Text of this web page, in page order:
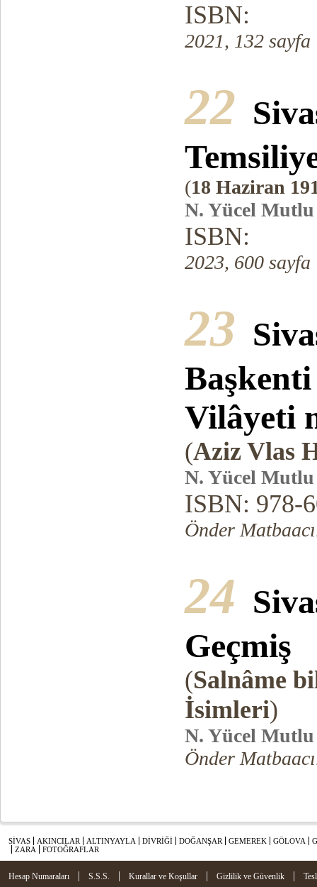
ISBN:
2021, 132 sayfa
22
(18 Haziran
N. Yücel Mutlu
ISBN:
2023, 600 sayfa
23
Vilâyeti
(Aziz Vlas
N. Yücel Mutlu
ISBN: 978-
Önder
24
Geçmiş
(Salnâme
İsimleri)
N. Yücel Mutlu
Önder
SİVAS AKINCILAR ALTINYAYLA DİVRİĞİ DOĞANŞAR GEMEREK GÖLOVA
ZARA
FOTOĞRAFLAR
Hesap Numaraları | S.S.S. | Kurallar ve Koşullar | Gizlilik ve Güvenlik |